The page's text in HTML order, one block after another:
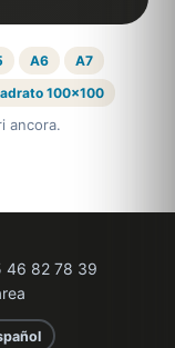
A6
A7
100×100
ancora.
46 82 78 39